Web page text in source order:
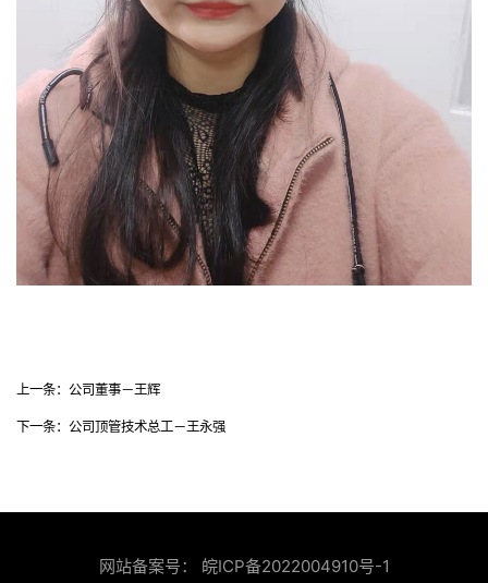
上一条： 公司董事－王辉
下一条： 公司顶管技术总工－王永强
网站备案号： 皖ICP备2022004910号-1